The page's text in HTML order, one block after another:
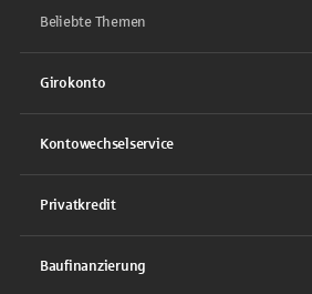
Beliebte Themen
Girokonto
Kontowechselservice
Privatkredit
Baufinanzierung